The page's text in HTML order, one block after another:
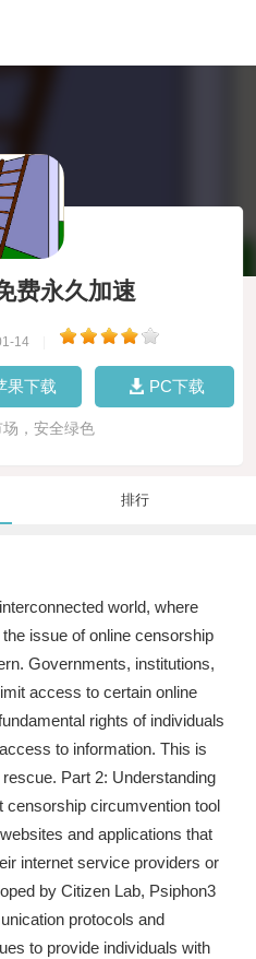
费永久加速
14
果下载 PC下载
，安全绿色
排行
world, where
issue of online censorship
Governments, institutions,
access to certain online
rights of individuals
to information. This is
Part 2: Understanding
censorship circumvention tool
and applications that
internet service providers or
by Citizen Lab, Psiphon3
protocols and
to provide individuals with